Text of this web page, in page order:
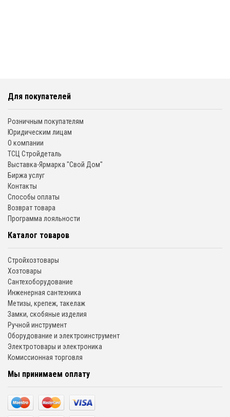
Для покупателей
Розничным покупателям
Юридическим лицам
О компании
ТСЦ Стройдеталь
Выставка-Ярмарка "Свой Дом"
Биржа услуг
Контакты
Способы оплаты
Возврат товара
Программа лояльности
Каталог товаров
Стройхозтовары
Хозтовары
Сантехоборудование
Инженерная сантехника
Метизы, крепеж, такелаж
Замки, скобяные изделия
Ручной инструмент
Оборудование и электроинструмент
Электротовары и электроника
Комиссионная торговля
Мы принимаем оплату